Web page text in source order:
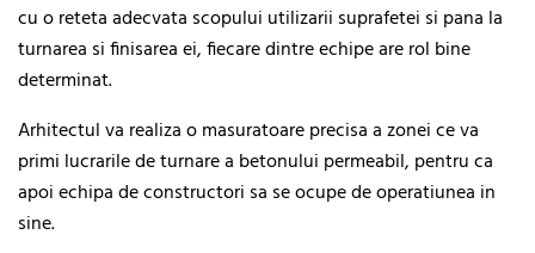
cu o reteta adecvata scopului utilizarii suprafetei si pana la
turnarea si finisarea ei, fiecare dintre echipe are rol bine
determinat.
Arhitectul va realiza o masuratoare precisa a zonei ce va
primi lucrarile de turnare a betonului permeabil, pentru ca
apoi echipa de constructori sa se ocupe de operatiunea in
sine.